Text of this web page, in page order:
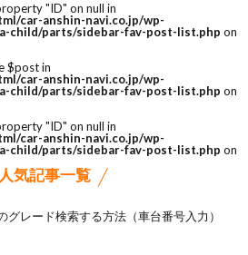
"ID" on null in
car-anshin-navi.co.jp/wp-
child/parts/sidebar-fav-post-list.php on
$post in
car-anshin-navi.co.jp/wp-
child/parts/sidebar-fav-post-list.php on
"ID" on null in
car-anshin-navi.co.jp/wp-
child/parts/sidebar-fav-post-list.php on
人気記事一覧
グレード検索する方法（車台番号入力）